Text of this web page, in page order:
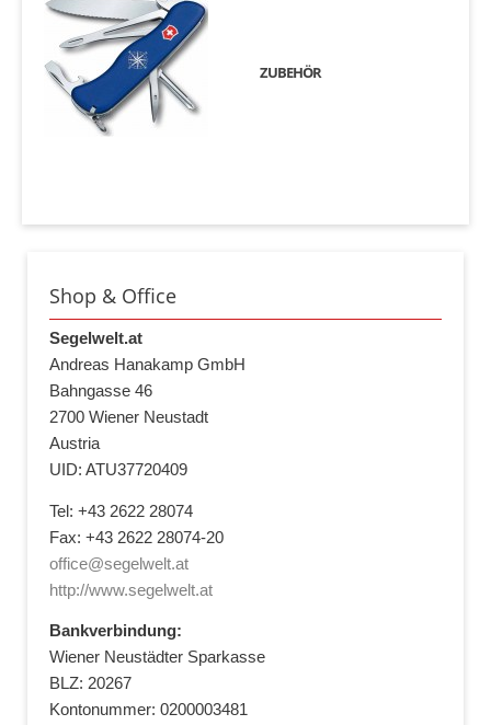
ZUBEHÖR
Shop & Office
Segelwelt.at
Andreas Hanakamp GmbH
Bahngasse 46
2700 Wiener Neustadt
Austria
UID: ATU37720409
Tel: +43 2622 28074
Fax: +43 2622 28074-20
office@segelwelt.at
http://www.segelwelt.at
Bankverbindung:
Wiener Neustädter Sparkasse
BLZ: 20267
Kontonummer: 0200003481